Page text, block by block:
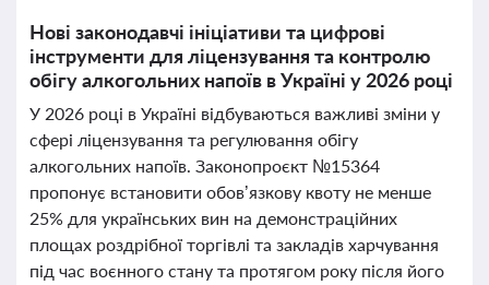
Нові законодавчі ініціативи та цифрові
інструменти для ліцензування та контролю
обігу алкогольних напоїв в Україні у 2026 році
У 2026 році в Україні відбуваються важливі зміни у
сфері ліцензування та регулювання обігу
алкогольних напоїв. Законопроєкт №15364
пропонує встановити обов’язкову квоту не менше
25% для українських вин на демонстраційних
площах роздрібної торгівлі та закладів харчування
під час воєнного стану та протягом року після його